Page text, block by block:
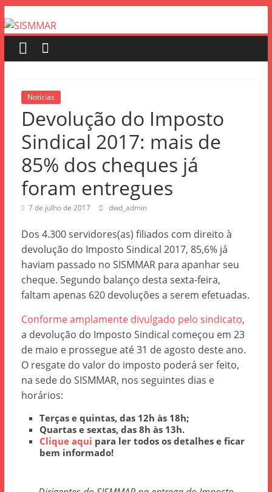
Notícias
Devolução do Imposto
Sindical 2017: mais de
85% dos cheques já
foram entregues
7 de julho de 2017 dwd_admin
Dos 4.300 servidores(as) filiados com direito à
devolução do Imposto Sindical 2017, 85,6% já
haviam passado no SISMMAR para apanhar seu
cheque. Segundo balanço desta sexta-feira,
faltam apenas 620 devoluções a serem efetuadas.
Conforme amplamente divulgado pelo sindicato,
a devolução do Imposto Sindical começou em 23
de maio e prossegue até 31 de agosto deste ano.
O resgate do valor do imposto poderá ser feito,
na sede do SISMMAR, nos seguintes dias e
horários:
Terças e quintas, das 12h às 18h;
Quartas e sextas, das 8h às 13h.
Clique aqui para ler todos os detalhes e ficar
bem informado!